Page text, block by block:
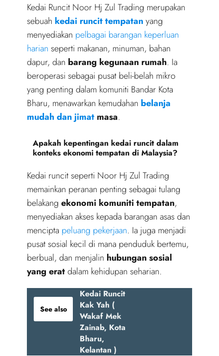
Kedai Runcit Noor Hj Zul Trading merupakan
sebuah kedai runcit tempatanyang
menyediakan pelbagai barangan keperluan
harian seperti makanan, minuman, bahan
dapur, dan barang kegunaan rumah. Ia
beroperasi sebagai pusat beli-belah mikro
yang penting dalam komuniti Bandar Kota
Bharu, menawarkan kemudahan belanja
mudah dan jimat masa.
Apakah kepentingan kedai runcit dalam
konteks ekonomi tempatan di Malaysia?
Kedai runcit seperti Noor Hj Zul Trading
memainkan peranan penting sebagai tulang
belakang ekonomi komuniti tempatan,
menyediakan akses kepada barangan asas dan
mencipta peluang pekerjaan. Ia juga menjadi
pusat sosial kecil di mana penduduk bertemu,
berbual, dan menjalin hubungan sosial
yang eratdalam kehidupan seharian.
See also
Kedai Runcit
Kak Yah (
Wakaf Mek
Zainab, Kota
Bharu,
Kelantan )